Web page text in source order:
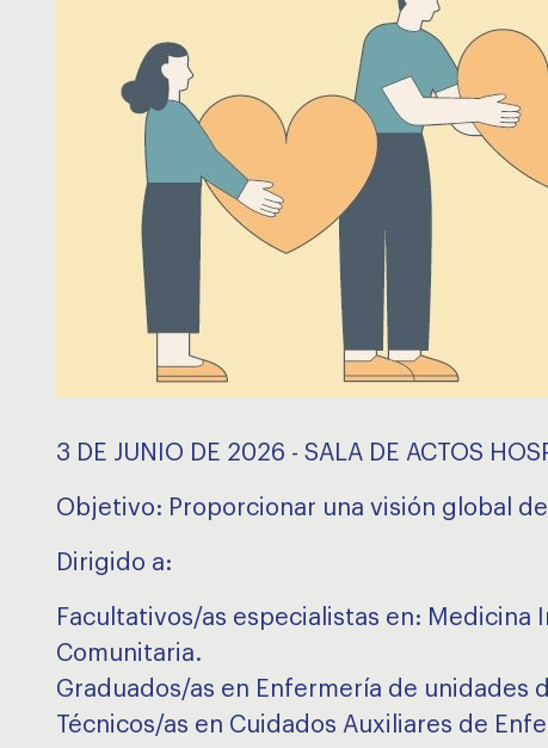
3 DE JUNIO DE 2026 - SALA DE ACTOS
Objetivo: Proporcionar una visión global
Dirigido a:
Facultativos/as especialistas en:
Comunitaria.
Graduados/as en Enfermería de
Técnicos/as en Cuidados Auxiliares de